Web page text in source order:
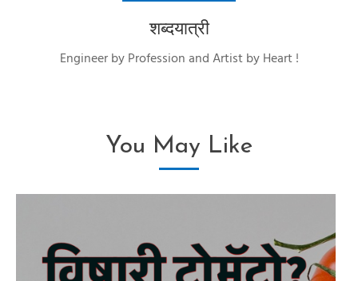
शब्दयात्री
Engineer by Profession and Artist by Heart !
You May Like